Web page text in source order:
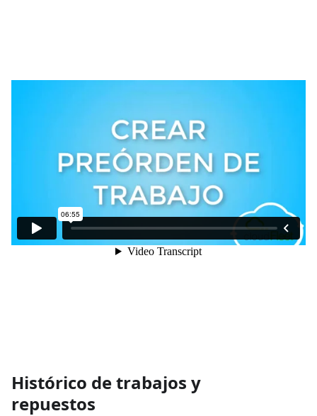
Histórico de trabajos y
repuestos